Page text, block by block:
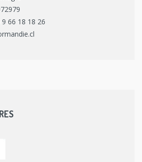
9 66 18 18 26